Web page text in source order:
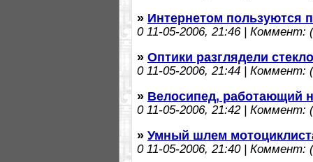
» Интернетом пользуются
011-05-2006, 21:46 | Коммент:
» Оптики разглядели
011-05-2006, 21:44 | Коммент:
» Велосипед, работающий
011-05-2006, 21:42 | Коммент:
» Умный шлем
011-05-2006, 21:40 | Коммент: